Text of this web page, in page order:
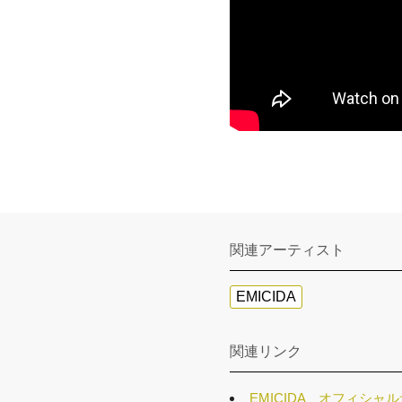
関連アーティスト
EMICIDA
関連リンク
EMICIDA オフィシャル